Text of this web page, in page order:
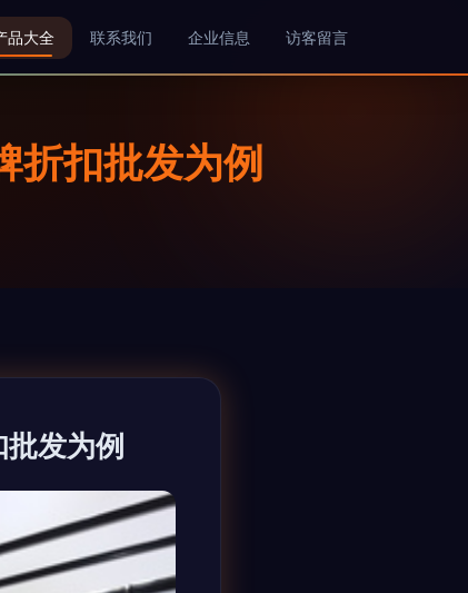
品大全 联系我们 企业信息 访客留言
折扣批发为例
发为例